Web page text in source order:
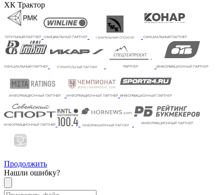
ХК Трактор
Продолжить
Нашли ошибку?